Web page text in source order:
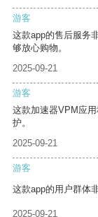
游客
这款app的售后服务
够放心购物。
2025-09-21
游客
这款加速器VPM应
护。
2025-09-21
游客
这款app的用户群体
2025-09-21